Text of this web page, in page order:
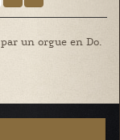
un orgue en Do.